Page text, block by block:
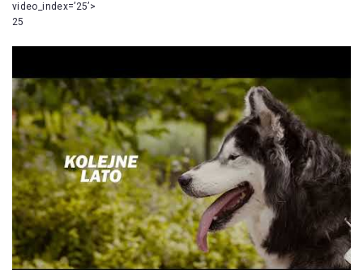
video_index=’25’>
25